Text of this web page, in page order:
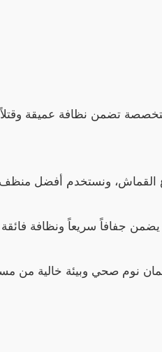
تضمن نظافة عميقة وقتلاً
القماش، ونستخدم أفضل
جفافاً سريعاً ونظافة فائقة
نوم صحي وبيئة خالية من